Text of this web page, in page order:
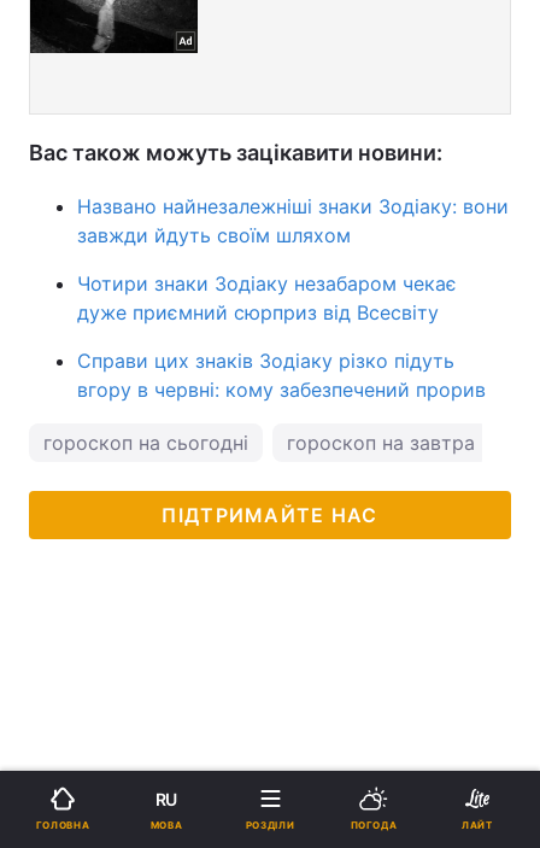
Вас також можуть зацікавити новини:
Названо найнезалежніші знаки Зодіаку: вони
завжди йдуть своїм шляхом
Чотири знаки Зодіаку незабаром чекає
дуже приємний сюрприз від Всесвіту
Справи цих знаків Зодіаку різко підуть
вгору в червні: кому забезпечений прорив
гороскоп на сьогодні гороскоп на завтра
ПІДТРИМАЙТЕ НАС
ГОЛОВНА
RU
МОВА РОЗДІЛИ ПОГОДА ЛАЙТ